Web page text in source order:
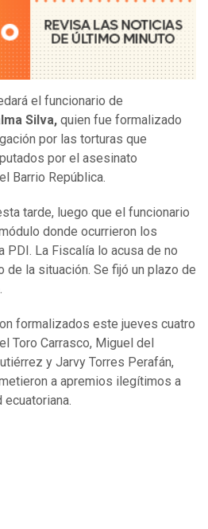
el funcionario de
Silva, quien fue formalizado
por las torturas que
por el asesinato
Barrio República.
tarde, luego que el funcionario
donde ocurrieron los
PDI. La Fiscalía lo acusa de no
de la situación. Se fijó un plazo de
formalizados este jueves cuatro
Toro Carrasco, Miguel del
y Jarvy Torres Perafán,
a apremios ilegítimos a
ecuatoriana.